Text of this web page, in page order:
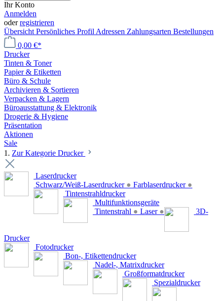
Ihr Konto
Anmelden
oderregistrieren
Übersicht Persönliches Profil Adressen Zahlungsarten Bestellungen
0,00 €*
Drucker
Tinten & Toner
Papier & Etiketten
Büro & Schule
Archivieren & Sortieren
Verpacken & Lagern
Büroausstattung & Elektronik
Drogerie & Hygiene
Präsentation
Aktionen
Sale
1. Zur Kategorie Drucker
Laserdrucker
Schwarz/Weiß-Laserdrucker ● Farblaserdrucker ●
Tintenstrahldrucker
Multifunktionsgeräte
Tintenstrahl ● Laser ● 3D-
Drucker
Fotodrucker
Bon-, Etikettendrucker
Nadel-, Matrixdrucker
Großformatdrucker
Spezialdrucker